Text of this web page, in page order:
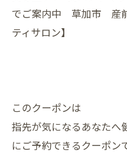
でご案内中 草加市 産
ティサロン】
このクーポンは
指先が気になるあなたへ
にご予約できるクーポン